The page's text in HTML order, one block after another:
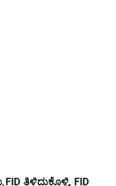
ತಿಳಿದುಕೊಳ್ಳಿ, FID